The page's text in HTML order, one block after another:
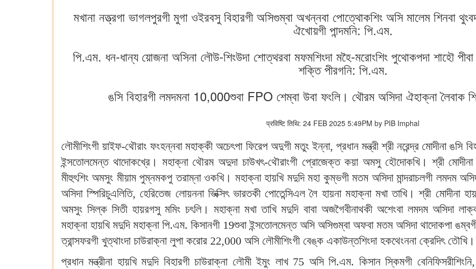
মখানা নত্ত্রগা ভাগলপুরগী মুগা ওইরবসু বিহারগী অসিগুম্বা অখন্নবা পোত্থোকশিং অসি মালেম শিনবা
ঐখোয়গী পান্দমনি: পি.এম.
পি.এম. ধন-ধান্য য়োজনা অসিনা লৌউ-শিংউদা শোত্থরবা মফমশিংদা মহৈ-মরোংশিং পুথোকপদা শাহৌ
শক্তি পীরগনি: পি.এম.
ঙসি বিহারগী লমদমনা 10,000শুবা FPO শেম্বা উবা ফংলি। থৌরম অসিদা ঐহাক্না লৈবাক
प्रविष्टि तिथि: 24 FEB 2025 5:49PM by PIB Imphal
লৌমীশিংগী য়াইফ-থৌরাং ফংহন্নবা মহাক্কী অচেৎপা ফিরেপ অদুগী মতুং ইন্না, প্রধান মন্ত্রী শ্রী নরেন্দ্র মোদীনা ঙসি
ইন্সতোলমেন্ত থাদোকখ্রে। মহাক্না থৌরম অদুদা চাউখৎ-থৌরাংগী প্রোজেক্ত কয়া অমসু হৌদোকখি। শ্রী
মীহুৎশিং অমসুং মীয়াম পুম্নমকপু তরাম্না ওকখি। মহাক্না হায়খি মদুদি মহা কুম্ভগী মতম অসিদা মান্দরাচলগী লমদম
অসিদা স্পিরিচুএলিতি, হেরিতেজ লোয়ননা ভিক্সিৎ ভারতকী পোতেন্সিএল লৈ হায়না মহাক্না মখা তাখি। শ্রী মোদীনা
অমসুং সিল্ক সিতী হায়রগসু মমিং চৎলি। মহাক্না মখা তাখি মদুদি বাবা অজগৈবীনাথকী অশেংবা লমদম অসিদা
মহাক্না হায়খি মদুদি মহাক্না পি.এম. কিসানগী 19শুবা ইন্সতোলমেন্ত অসি অসিগুম্বা অফবা মতম অসিদা থাদোকপা
ত্রান্সফরগী খুত্থাংদা চাউরাক্না লুপা করোর 22,000 অসি লৌমীশিংগী বেঙ্ক একাউন্তশিংদা হকথেংননা ক্রেদিৎ তৌখি।
প্রধান মন্ত্রীনা হায়খি মদুদি বিহারগী চাউরাক্না লৌমী ইমুং লাখ 75 অসি পি.এম. কিসান স্কিমগী